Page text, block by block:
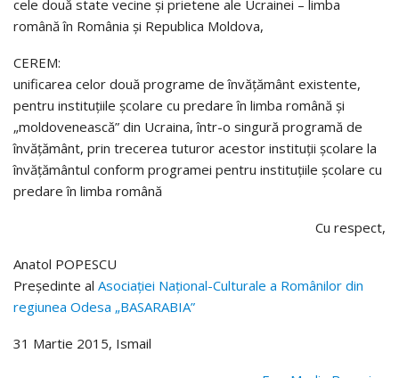
cele două state vecine şi prietene ale Ucrainei – limba
română în România şi Republica Moldova,
CEREM:
unificarea celor două programe de învăţământ existente,
pentru instituţiile şcolare cu predare în limba română şi
„moldovenească” din Ucraina, într-o singură programă de
învăţământ, prin trecerea tuturor acestor instituţii şcolare la
învăţământul conform programei pentru instituţiile şcolare cu
predare în limba română
Cu respect,
Anatol POPESCU
Preşedinte al Asociaţiei Naţional-Culturale a Românilor din
regiunea Odesa „BASARABIA”
31 Martie 2015, Ismail